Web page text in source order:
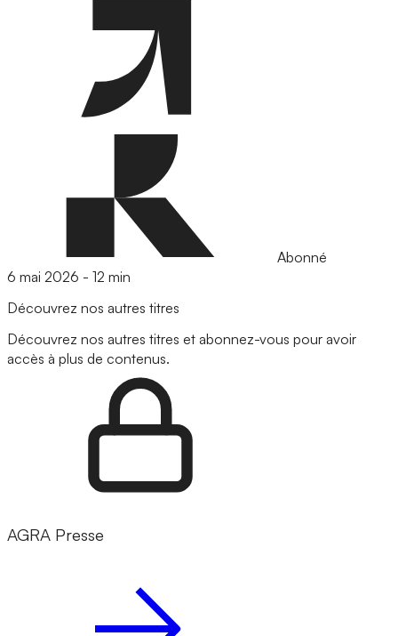
Abonné
6 mai 2026 - 12 min
Découvrez nos autres titres
Découvrez nos autres titres et abonnez-vous pour avoir
accès à plus de contenus.
AGRA Presse